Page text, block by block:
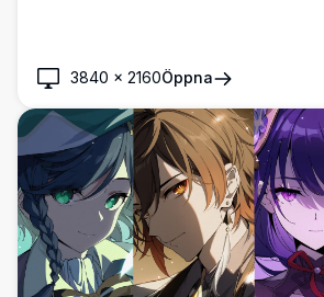
3840 × 2160Öppna